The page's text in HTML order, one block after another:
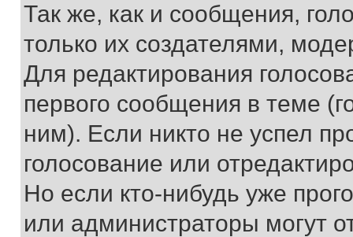
Так же, как и сообщения,
только их создателями,
Для редактирования
первого сообщения в теме
ним). Если никто не успел
голосование или
Но если кто-нибудь уже
или администраторы могут